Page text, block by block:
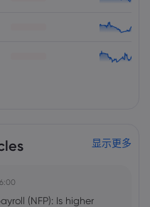
显示更多
(NFP): Is higher